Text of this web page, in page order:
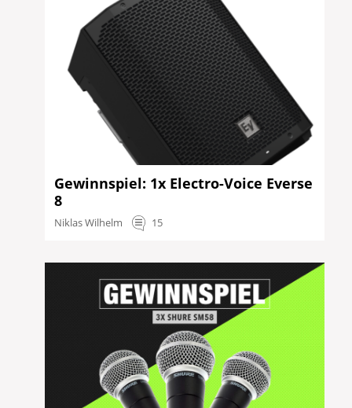
Gewinnspiel: 1x Electro-Voice Everse
8
Niklas Wilhelm 15